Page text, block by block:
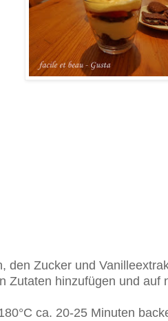
den Zucker und
Zutaten hinzufügen und auf
ca. 20-25 Minuten